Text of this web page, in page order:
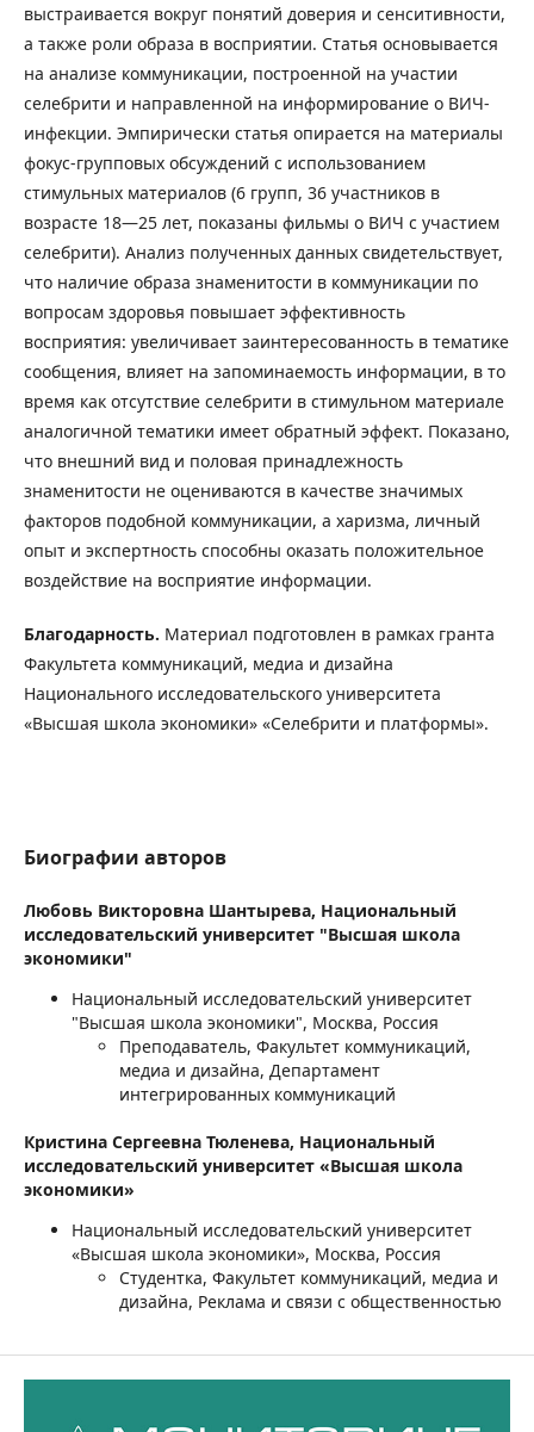
выстраивается вокруг понятий доверия и сенситивности,
а также роли образа в восприятии. Статья основывается
на анализе коммуникации, построенной на участии
селебрити и направленной на информирование о ВИЧ-
инфекции. Эмпирически статья опирается на материалы
фокус-групповых обсуждений с использованием
стимульных материалов (6 групп, 36 участников в
возрасте 18—25 лет, показаны фильмы о ВИЧ с участием
селебрити). Анализ полученных данных свидетельствует,
что наличие образа знаменитости в коммуникации по
вопросам здоровья повышает эффективность
восприятия: увеличивает заинтересованность в тематике
сообщения, влияет на запоминаемость информации, в то
время как отсутствие селебрити в стимульном материале
аналогичной тематики имеет обратный эффект. Показано,
что внешний вид и половая принадлежность
знаменитости не оцениваются в качестве значимых
факторов подобной коммуникации, а харизма, личный
опыт и экспертность способны оказать положительное
воздействие на восприятие информации.
Благодарность. Материал подготовлен в рамках гранта
Факультета коммуникаций, медиа и дизайна
Национального исследовательского университета
«Высшая школа экономики» «Селебрити и платформы».
Биографии авторов
Любовь Викторовна Шантырева, Национальный
исследовательский университет "Высшая школа
экономики"
Национальный исследовательский университет
"Высшая школа экономики", Москва, Россия
Преподаватель, Факультет коммуникаций,
медиа и дизайна, Департамент
интегрированных коммуникаций
Кристина Сергеевна Тюленева, Национальный
исследовательский университет «Высшая школа
экономики»
Национальный исследовательский университет
«Высшая школа экономики», Москва, Россия
Студентка, Факультет коммуникаций, медиа и
дизайна, Реклама и связи с общественностью